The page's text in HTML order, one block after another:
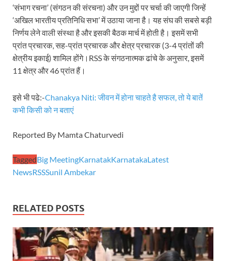
Jewar International Airport: यूपी में विकास अब घोषणा
UP Anganwadi: मुख्यमंत्री योगी आदित्यनाथ को
Mandir Cluster Model: पुरा महादेव मंदिर का ‘मंदिर
MMMUT Girls Hostel: एमएमएमयूटी में साइबर फोरेंसिक
Indian Railway Action: भारतीय रेलवे की बड़ी करवाई,
मिलावटखोरों पर और कसेगा सरकार का शिकंजा
She Leads Bharat: अंतर्राष्ट्रीय महिला दिवस 2026 के
Holi Mahotsava: CM धामी ने कलश संगीत द्वारा
Chhattisgarh Budget 2026-27: बस्तर के विकास का
First Cabinet Meeting In Seva Tirth: भारत की
‘संभाग रचना’ (संगठन की संरचना) और उन मुद्दों पर चर्चा की जाएगी जिन्हें
‘अखिल भारतीय प्रतिनिधि सभा’ में उठाया जाना है। यह संघ की सबसे बड़ी
निर्णय लेने वाली संस्था है और इसकी बैठक मार्च में होती है। इसमें सभी
प्रांत प्रचारक, सह-प्रांत प्रचारक और क्षेत्र प्रचारक (3-4 प्रांतों की
क्षेत्रीय इकाई) शामिल होंगे।RSS के संगठनात्मक ढांचे के अनुसार, इसमें
11 क्षेत्र और 46 प्रांत हैं।
इसे भी पढे:-Chanakya Niti: जीवन में होना चाहते है सफल, तो ये बातें
कभी किसी को न बताएं
Reported By Mamta Chaturvedi
TaggedBig MeetingKarnatakKarnatakaLatest
NewsRSSSunil Ambekar
RELATED POSTS